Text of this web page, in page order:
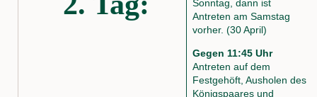
Sonntag, dann ist
Antreten am Samstag
vorher. (30 April)
Gegen 11:45 Uhr
Antreten auf dem
Festgehöft, Ausholen des
Königspaares und